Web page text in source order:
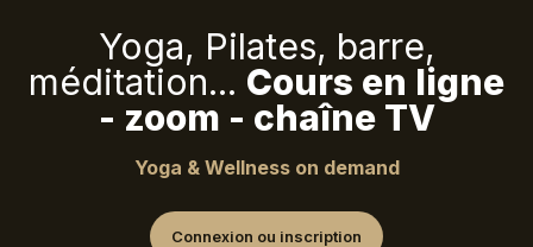
Yoga, Pilates, barre,
méditation... Cours en ligne
- zoom - chaîne TV
Yoga & Wellness on demand
Connexion ou inscription